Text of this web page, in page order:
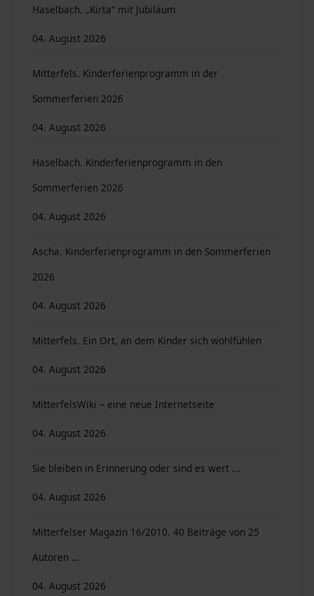
Haselbach. „Kirta“ mit Jubiläum
04. August 2026
Mitterfels. Kinderferienprogramm in der
Sommerferien 2026
04. August 2026
Haselbach. Kinderferienprogramm in den
Sommerferien 2026
04. August 2026
Ascha. Kinderferienprogramm in den Sommerferien
2026
04. August 2026
Mitterfels. Ein Ort, an dem Kinder sich wohlfühlen
04. August 2026
MitterfelsWiki – eine neue Internetseite
04. August 2026
Sie bleiben in Erinnerung oder sind es wert ...
04. August 2026
Mitterfelser Magazin 16/2010. 40 Beiträge von 25
Autoren …
04. August 2026